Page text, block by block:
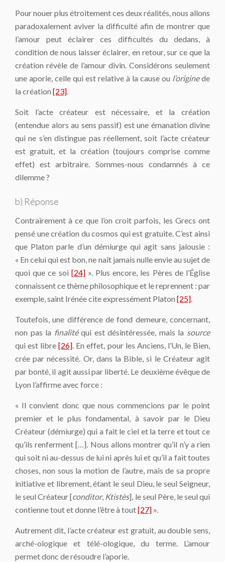
Pour nouer plus étroitement ces deux réalités, nous allons
paradoxalement aviver la difficulté afin de montrer que
l’amour peut éclairer ces difficultés du dedans, à
condition de nous laisser éclairer, en retour, sur ce que la
création révèle de l’amour divin. Considérons seulement
une aporie, celle qui est relative à la cause ou l’originede
la création [23].
Soit l’acte créateur est nécessaire, et la création
(entendue alors au sens passif) est une émanation divine
qui ne s’en distingue pas réellement, soit l’acte créateur
est gratuit, et la création (toujours comprise comme
effet) est arbitraire. Sommes-nous condamnés à ce
dilemme ?
b) Réponse
Contrairement à ce que l’on croit parfois, les Grecs ont
pensé une création du cosmos qui est gratuite. C’est ainsi
que Platon parle d’un démiurge qui agit sans jalousie :
« En celui qui est bon, ne naît jamais nulle envie au sujet de
quoi que ce soi [24]». Plus encore, les Pères de l’Église
connaissent ce thème philosophique et le reprennent : par
exemple, saint Irénée cite expressément Platon [25].
Toutefois, une différence de fond demeure, concernant,
non pas la finalitéqui est désintéressée, mais la source
qui est libre[26]. En effet, pour les Anciens, l’Un, le Bien,
crée par nécessité. Or, dans la Bible, si le Créateur agit
par bonté, il agit aussi par liberté. Le deuxième évêque de
Lyon l’affirme avec force :
« Il convient donc que nous commencions par le point
premier et le plus fondamental, à savoir par le Dieu
Créateur (démiurge) qui a fait le ciel et la terre et tout ce
qu’ils renferment […]. Nous allons montrer qu’il n’y a rien
qui soit ni au-dessus de lui ni après lui et qu’il a fait toutes
choses, non sous la motion de l’autre, mais de sa propre
initiative et librement, étant le seul Dieu, le seul Seigneur,
le seul Créateur [conditor, Ktistès], le seul Père, le seul qui
contienne tout et donne l’être à tout[27] ».
Autrement dit, l’acte créateur est gratuit, au double sens,
arché-ologique et télé-ologique, du terme. L’amour
permet donc de résoudre l’aporie.